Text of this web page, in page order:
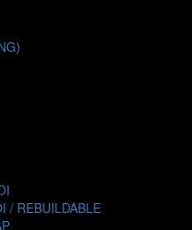
/ REBUILDABLE